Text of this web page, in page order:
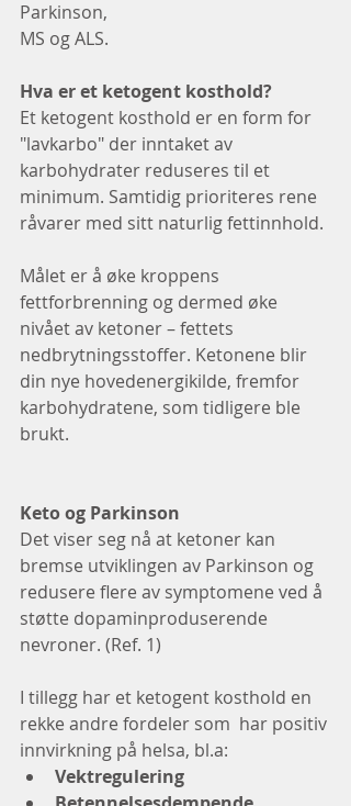
Parkinson,
MS og ALS.
Hva er et ketogent kosthold?
Et ketogent kosthold er en form for
"lavkarbo" der inntaket av
karbohydrater reduseres til et
minimum. Samtidig prioriteres rene
råvarer med sitt naturlig fettinnhold.
Målet er å øke kroppens
fettforbrenning og dermed øke
nivået av ketoner – fettets
nedbrytningsstoffer. Ketonene blir
din nye hovedenergikilde, fremfor
karbohydratene, som tidligere ble
brukt.
Keto og Parkinson
Det viser seg nå at ketoner kan
bremse utviklingen av Parkinson og
redusere flere av symptomene ved å
støtte dopaminproduserende
nevroner. (Ref. 1)
I tillegg har et ketogent kosthold en
rekke andre fordeler som  har positiv
innvirkning på helsa, bl.a:
Vektregulering